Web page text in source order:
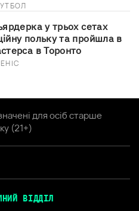
у трьох сетах
польку та пройшла в
в Торонто
для осіб старше
(21+)
ВІДДІЛ